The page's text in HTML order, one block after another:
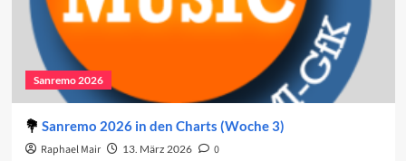
Sanremo 2026
Sanremo 2026 in den Charts (Woche 3)
Raphael Mair 13. März 2026 0